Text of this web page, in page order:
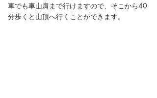
車でも車山肩まで行けますので、そこから40
分歩くと山頂へ行くことができます。